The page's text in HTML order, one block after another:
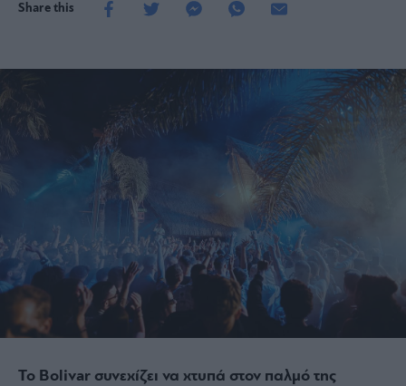
Share this
Το Bolivar συνεχίζει να χτυπά στον παλμό της